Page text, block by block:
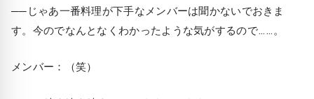
──じゃあ一番料理が下手なメンバーは聞かないでおきま
す。今のでなんとなくわかったような気がするので……。
メンバー：（笑）